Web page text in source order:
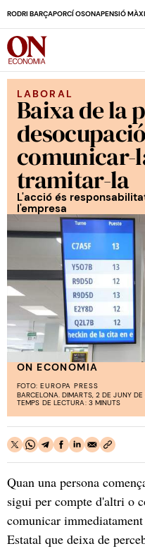
RODRI BARÇAPORCÍ OSONAPENSIÓ
LABORAL
Baixa de la
comunicar-
tramitar-la
L'acció és
l'empresa
ON ECONOMIA
FOTO: EUROPA PRESS
BARCELONA. DIMARTS, 2 DE JUNY
TEMPS DE LECTURA: 3 MINUTS
Quan una persona
sigui per compte d'altri o
comunicar
Estatal que deixa de